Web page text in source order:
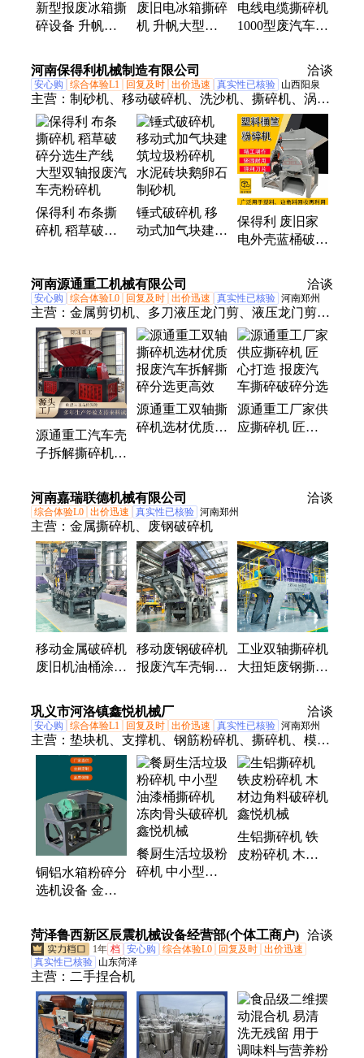
新型报废冰箱撕
碎设备 升帆家
大型汽车壳分选
生产线
废旧电冰箱撕碎
机 升帆大型家
型汽车壳破碎分
选设备
电线电缆撕碎机
1000型废汽车线
线铜铝线破碎分
选机
河南保得利机械制造有限公司 洽谈
安心购 综合体验L1 回复及时 出价迅速 真实性已核验 山西阳泉
主营： 制砂机、移动破碎机、洗沙机、撕碎机、涡电
流分选机、垃圾分选机、金属破碎机、断桥铝破碎
机、干磨机、废铝破碎机、铜米机
保得利 布条撕
碎机 稻草破碎
壳粉碎机
锤式破碎机 移
动式加气块建筑
砂机
保得利 废旧家
电外壳蓝桶破碎
机 塑料风扇外
壳粉碎机
河南源通重工机械有限公司 洽谈
安心购 综合体验L0 回复及时 出价迅速 真实性已核验 河南郑州
主营： 金属剪切机、多刀液压龙门剪、液压龙门剪、
撕碎机、报废汽车拆解破碎分选、冰箱洗衣机破碎分
选、废钢破碎机、龙门剪、断桥铝破碎机、金属打包
机、轮胎钢丝处理设备、金属破碎机、橡胶轮胎磨粉
生产线
源通重工汽车壳
子拆解撕碎机
碎分选更精准
源通重工双轴撕
碎机选材优质
源通重工厂家供
应撕碎机 匠心
河南嘉瑞联德机械有限公司 洽谈
综合体验L0 出价迅速 真实性已核验 河南郑州
主营： 金属撕碎机、废钢破碎机
移动金属破碎机
废旧机油桶涂料
报废小汽车撕碎
分选线
移动废钢破碎机
报废汽车壳铜散
属撕碎破碎分选
产线
工业双轴撕碎机
大扭矩废钢撕碎
用金属物料处理
机械
巩义市河洛镇鑫悦机械厂 洽谈
安心购 综合体验L1 回复及时 出价迅速 真实性已核验 河南郑州
主营： 垫块机、支撑机、钢筋粉碎机、撕碎机、模板
破碎机、双轴破碎机、小型免烧砖机、彩钢瓦粉碎
机、薄铁皮粉碎机、废旧家电粉碎机
铜铝水箱粉碎分
选机设备 金属
车壳撕碎机 鑫
悦机械
餐厨生活垃圾粉
碎机 中小型油
鑫悦机械
生铝撕碎机 铁
皮粉碎机 木材
菏泽鲁西新区辰震机械设备经营部(个体工商户) 洽谈
1年 档 安心购 综合体验L0 回复及时 出价迅速
真实性已核验 山东菏泽
主营： 二手捏合机